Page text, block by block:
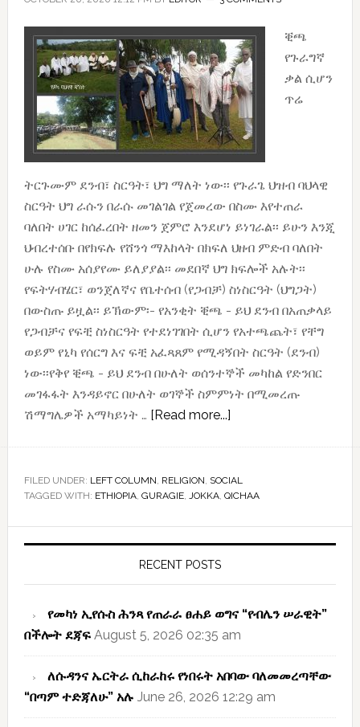
ቒጫ
የጉራግኛ
ቃል ሲሆን
ጥሬ
ትርጉሙም ደንብ፣ ስርዓት፣ ህግ ማለት ነው፡፡ የጉራጌ ህዝብ ባህላዊ
ስርዓት ህግ ራሱን በራሱ መገልገል የጀመረው በስሙ እየተጠራ
ባለበት ሀገር ከሰፈረበት ዘመን ጀምሮ እንደሆነ ይነገራል፡፡ ይሁን እንጂ
ህብረተሰቡ በየክፍሉ የሸንጎ ማእከላት በክፍለ ህዘብ ምድብ ባለበት
ሁሉ የስሙ አሰያየሙ ይለያያል፡፡ መደበኛ ህግ ክፍሎች አሉት፡፡
የፍትሃብሄር፣ ወንጀለኛና የቤተሰብ (የጋብቻ) ስነስርዓት (ህግጋት)
በውስጡ ይዟል፡፡ ይኽውም፡- የአንቂት ቒጫ - ይህ ደንብ በአጠቃላይ
የጋብቻና የፍቺ ስነስርዓት የተደነገገበት ሲሆን የአተጫጨት፣ የቸግ
ወይም የኒካ የሰርግ እና ፍቺ አፈጻጸም የሚዳኝበት ስርዓት (ደንብ)
ነው፡፡የቅየ ቒጫ - ይህ ደንብ በሁለት ወሰንተኞች መካከል የድንበር
መገፋፋት እንዳይኖር በሁለት ወገኞች ስምምነት በሚመረጡ
ሽማግሌዎች አማካይነት … [Read more...]about
ባህላዊ
የዳኝነት
ሥርዓት
FILED UNDER: LEFT COLUMN, RELIGION, SOCIAL
TAGGED WITH: ETHIOPIA, GURAGIE, JOKKA, QICHAA
RECENT POSTS
የመካነ ኢየሱስ ሕንጻ የጠራራ ፀሐይ ወግና “የብሌን ሠራዊት”
በችሎት ደጃፍ August 5, 2026 02:35 am
ለሱዳንና ኤርትራ ሲከራከሩ የነበሩት አበባው ባለመመረጣቸው
“በጣም ተድጃለሁ” አሉ June 26, 2026 12:29 am